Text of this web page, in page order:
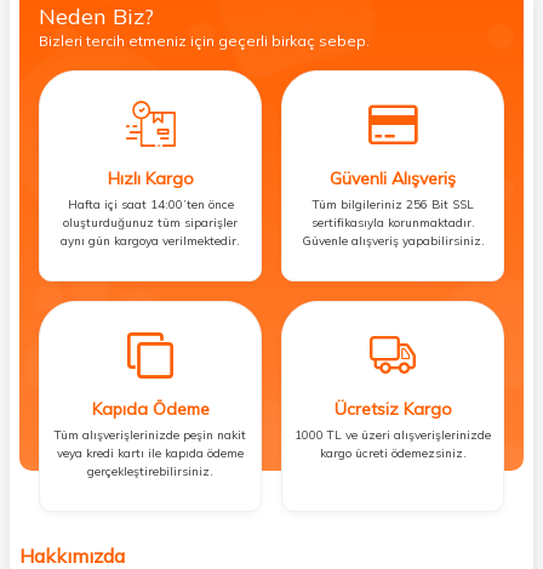
Neden Biz?
Bizleri tercih etmeniz için geçerli birkaç sebep.
Hızlı Kargo
Hafta içi saat 14:00’ten önce
oluşturduğunuz tüm siparişler
aynı gün kargoya verilmektedir.
Güvenli Alışveriş
Tüm bilgileriniz 256 Bit SSL
sertifikasıyla korunmaktadır.
Güvenle alışveriş yapabilirsiniz.
Kapıda Ödeme
Tüm alışverişlerinizde peşin nakit
veya kredi kartı ile kapıda ödeme
gerçekleştirebilirsiniz.
Ücretsiz Kargo
1000 TL ve üzeri alışverişlerinizde
kargo ücreti ödemezsiniz.
Hakkımızda